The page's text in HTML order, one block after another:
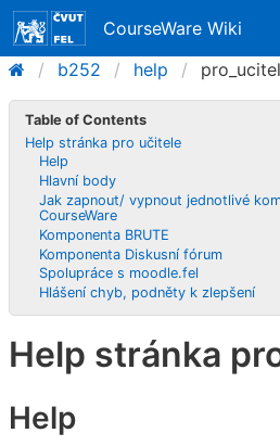
CourseWare Wiki
b252
help
Table of Contents
Help stránka pro učitele
Help
Hlavní body
Jak zapnout/ vypnout jednotlivé
CourseWare
Komponenta BRUTE
Komponenta Diskusní fórum
Spolupráce s moodle.fel
Hlášení chyb, podněty k zlepšení
Help stránka
Help